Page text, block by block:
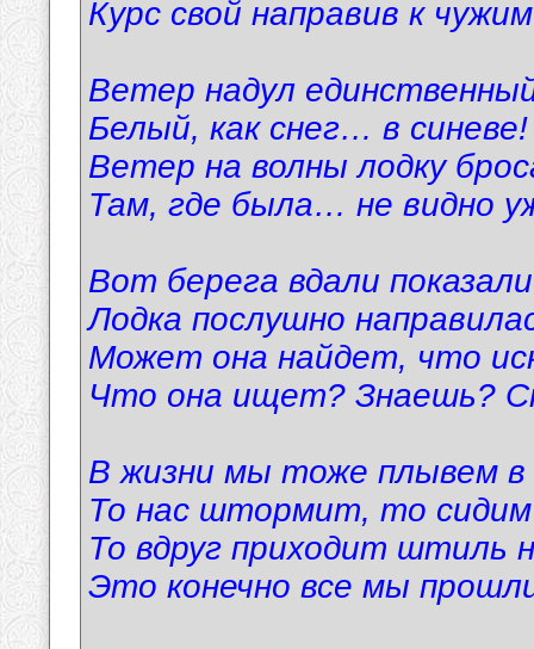
Курс свой направив к
Ветер надул
Белый, как снег… в синеве!
Ветер на волны лодку
Там, где была… не видно
Вот берега вдали
Лодка послушно
Может она найдет, что
Что она ищет? Знаешь?
В жизни мы тоже плывем в
То нас штормит, то
То вдруг приходит штиль
Это конечно все мы